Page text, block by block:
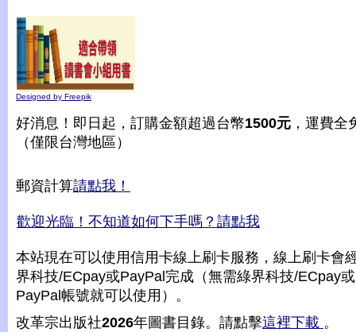
Designed by Freepik
好消息！即日起，訂購金額超過台幣1500元 ，運費全
（僅限台灣地區）
郵資計算請點我！
歡迎光臨！不知道如何下手嗎？請點我
本站現在可以使用信用卡線上刷卡服務，線上刷卡會
界科技/ECpay或PayPal完成（無需綠界科技/ECpay或
PayPal帳號就可以使用）。
改革宗出版社2026年圖書目錄。請點擊這裡下載 。